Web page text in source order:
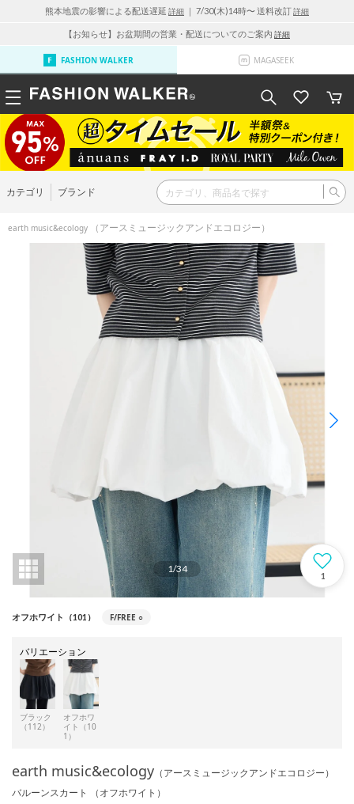
熊本地震の影響による配送遅延 詳細 ｜ 7/30(木)14時〜 送料改訂詳細
【お知らせ】お盆期間の営業・配送についてのご案内 詳細
FASHION WALKER MAGASEEK
カテゴリ ブランド
earth music&ecology （アースミュージックアンドエコロジー）
1/34
1
オフホワイト（101） F/FREE ○
バリエーション
ブラック
（112）
オフホワ
イト（10
1）
earth music&ecology （アースミュージックアンドエコロジー）
バルーンスカート （オフホワイト）